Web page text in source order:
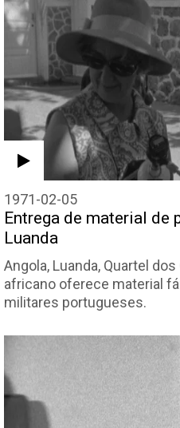
1971-02-05
Entrega de material de
Luanda
Angola, Luanda, Quartel
africano oferece material
militares portugueses.